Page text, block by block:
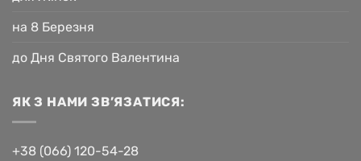
на 8 Березня
до Дня Святого Валентина
ЯК З НАМИ ЗВ’ЯЗАТИСЯ:
+38 (066) 120-54-28